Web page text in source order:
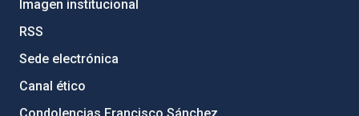
Imagen institucional
RSS
Sede electrónica
Canal ético
Condolencias Francisco Sánchez